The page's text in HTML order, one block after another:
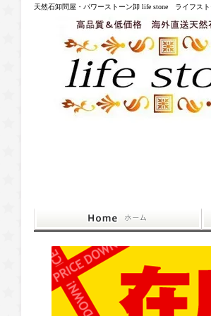
天然石卸問屋・パワーストーン卸 life stone ライフス